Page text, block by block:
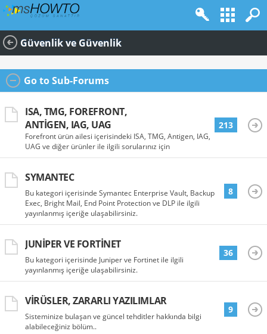
Güvenlik ve Güvenlik
Go to Sub-Forums
ISA, TMG, FOREFRONT,
ANTIGEN, IAG, UAG
Forefront ürün ailesi içerisindeki ISA, TMG, Antigen, IAG,
UAG ve diğer ürünler ile ilgili sorularınız için
213
SYMANTEC
Bu kategori içerisinde Symantec Enterprise Vault, Backup
Exec, Bright Mail, End Point Protection ve DLP ile ilgili
yayınlanmış içeriğe ulaşabilirsiniz.
8
JUNIPER VE FORTINET
Bu kategori içerisinde Juniper ve Fortinet ile ilgili
yayınlanmış içeriğe ulaşabilirsiniz.
36
VIRÜSLER, ZARARLI YAZILIMLAR
Sisteminize bulaşan ve güncel tehditler hakkında bilgi
alabileceğiniz bölüm..
9